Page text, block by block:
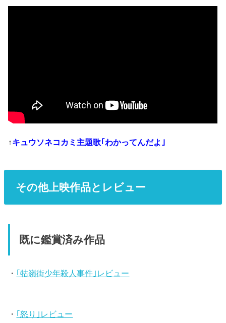
↑キュウソネコカミ主題歌｢わかってんだよ｣
その他上映作品とレビュー
既に鑑賞済み作品
・ ｢牯嶺街少年殺人事件｣レビュー
・ ｢怒り｣レビュー